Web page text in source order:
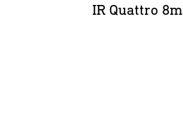
IR Quattro 8m